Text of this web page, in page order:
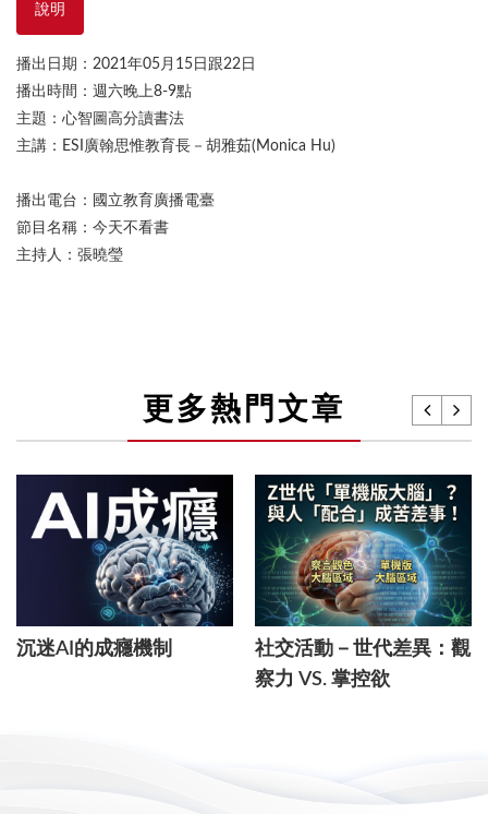
說明
播出日期：2021年05月15日跟22日
播出時間：週六晚上8-9點
主題：心智圖高分讀書法
主講：ESI廣翰思惟教育長－胡雅茹(Monica Hu)
播出電台：國立教育廣播電臺
節目名稱：今天不看書
主持人：張曉瑩
更多熱門文章
沉迷AI的成癮機制
社交活動－世代差異：觀
察力 VS. 掌控欲